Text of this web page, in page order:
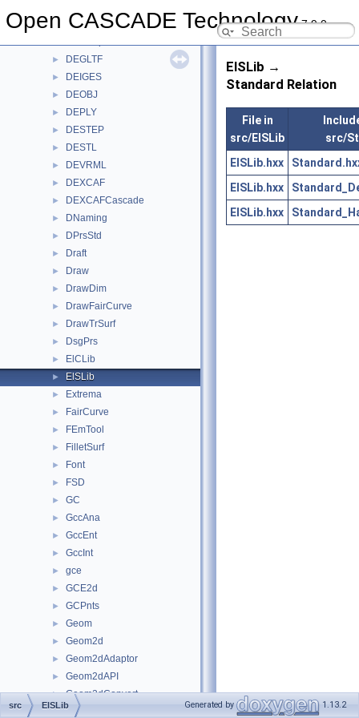
Open CASCADE Technology7.9.0
DEBREP
► DEGLTF
► DEIGES
► DEOBJ
► DEPLY
► DESTEP
► DESTL
► DEVRML
► DEXCAF
► DEXCAFCascade
► DNaming
► DPrsStd
► Draft
► Draw
► DrawDim
► DrawFairCurve
► DrawTrSurf
► DsgPrs
► ElCLib
► ElSLib
► Extrema
► FairCurve
► FEmTool
► FilletSurf
► Font
► FSD
► GC
► GccAna
► GccEnt
► GccInt
► gce
► GCE2d
► GCPnts
► Geom
► Geom2d
► Geom2dAdaptor
► Geom2dAPI
► Geom2dConvert
► Geom2dEvaluator
ElSLib →
Standard Relation
File in
src/ElSLib
src/
ElSLib.hxx
ElSLib.hxx
ElSLib.hxx
src ElSLib Generated by 1.13.2